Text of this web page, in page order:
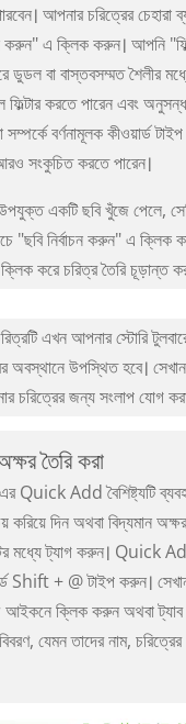
আপনার চরিত্রের
করুন" এ ক্লিক করুন। আপনি
ডুডল বা বাস্তবসম্মত শৈলীর
করতে পারেন এবং
সম্পর্কে বর্ণনামূলক কীওয়ার্ড
সংকুচিত করতে পারেন।
একটি ছবি খুঁজে পেলে,
"ছবি নির্বাচন করুন" এ ক্লিক
করে চরিত্র তৈরি চূড়ান্ত
এখন আপনার স্টোরি
অবস্থানে উপস্থিত হবে।
চরিত্রের জন্য সংলাপ যোগ
তৈরি করা
Add বৈশিষ্ট্যটি
করিয়ে দিন অথবা বিদ্যমান
মধ্যে ট্যাগ করুন। Quick
Shift + @ টাইপ করুন।
ক্লিক করুন অথবা ট্যাব
যেমন তাদের নাম,